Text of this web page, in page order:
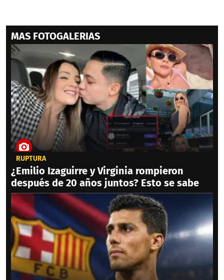
MAS FOTOGALERIAS
RUPTURA
¿Emilio Izaguirre y Virginia rompieron
después de 20 años juntos? Esto se sabe